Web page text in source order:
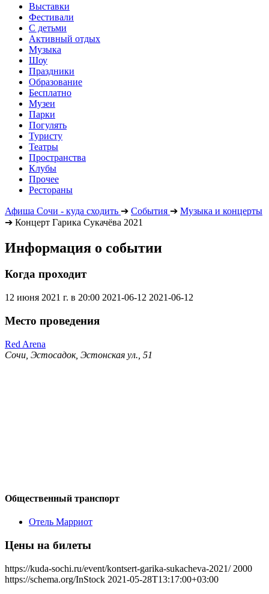
Выставки
Фестивали
С детьми
Активный отдых
Музыка
Шоу
Праздники
Образование
Бесплатно
Музеи
Парки
Погулять
Туристу
Театры
Пространства
Клубы
Прочее
Рестораны
Афиша Сочи - куда сходить ➔ События ➔ Музыка и концерты
➔ Концерт Гарика Сукачёва 2021
Информация о событии
Когда проходит
12 июня 2021 г. в 20:00 2021-06-12 2021-06-12
Место проведения
Red Arena
Сочи, Эстосадок, Эстонская ул., 51
Общественный транспорт
Отель Марриот
Цены на билеты
https://kuda-sochi.ru/event/kontsert-garika-sukacheva-2021/ 2000
https://schema.org/InStock 2021-05-28T13:17:00+03:00